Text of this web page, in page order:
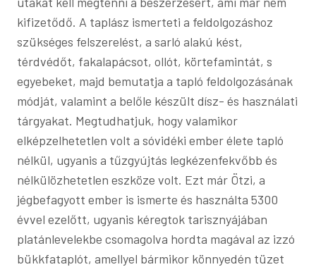
kifizetődő. A taplász ismerteti a feldolgozáshoz
szükséges felszerelést, a sarló alakú kést,
térdvédőt, fakalapácsot, ollót, körtefamintát, s
egyebeket, majd bemutatja a tapló feldolgozásának
módját, valamint a belőle készült dísz- és használati
tárgyakat. Megtudhatjuk, hogy valamikor
elképzelhetetlen volt a sóvidéki ember élete tapló
nélkül, ugyanis a tűzgyújtás legkézenfekvőbb és
nélkülözhetetlen eszköze volt. Ezt már Ötzi, a
jégbefagyott ember is ismerte és használta 5300
évvel ezelőtt, ugyanis kéregtok tarisznyájában
platánlevelekbe csomagolva hordta magával az izzó
bükkfataplót, amellyel bármikor könnyedén tüzet